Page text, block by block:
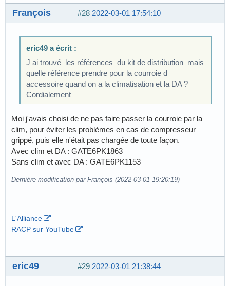
#28 2022-03-01 17:54:10
François
eric49 a écrit :
J ai trouvé les références du kit de distribution mais
quelle référence prendre pour la courroie d
accessoire quand on a la climatisation et la DA ?
Cordialement
Moi j'avais choisi de ne pas faire passer la courroie par la
clim, pour éviter les problèmes en cas de compresseur
grippé, puis elle n'était pas chargée de toute façon.
Avec clim et DA : GATE6PK1863
Sans clim et avec DA : GATE6PK1153
Dernière modification par François (2022-03-01 19:20:19)
L'Alliance
RACP sur YouTube
#29 2022-03-01 21:38:44
eric49